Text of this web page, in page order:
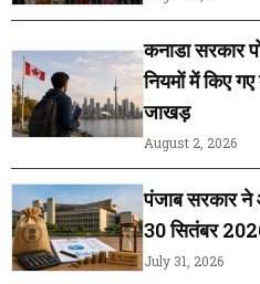
कनाडा सरकार
नियमों में किए
जाखड़
August 2, 2026
पंजाब सरकार
30 सितंबर
July 31, 2026